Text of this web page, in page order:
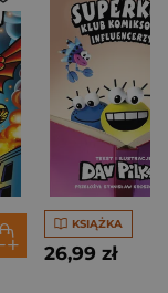
KSIĄŻKA
26,99 zł